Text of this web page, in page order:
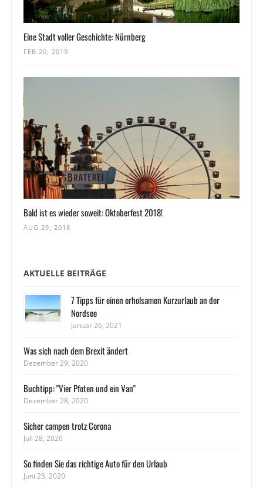
Eine Stadt voller Geschichte: Nürnberg
FEB 20, 2019
Bald ist es wieder soweit: Oktoberfest 2018!
AUG 29, 2018
AKTUELLE BEITRÄGE
7 Tipps für einen erholsamen Kurzurlaub an der
Nordsee
Januar 26, 2021
Was sich nach dem Brexit ändert
Dezember 29, 2020
Buchtipp: "Vier Pfoten und ein Van"
Dezember 28, 2020
Sicher campen trotz Corona
Juli 28, 2020
So finden Sie das richtige Auto für den Urlaub
Juni 25, 2020